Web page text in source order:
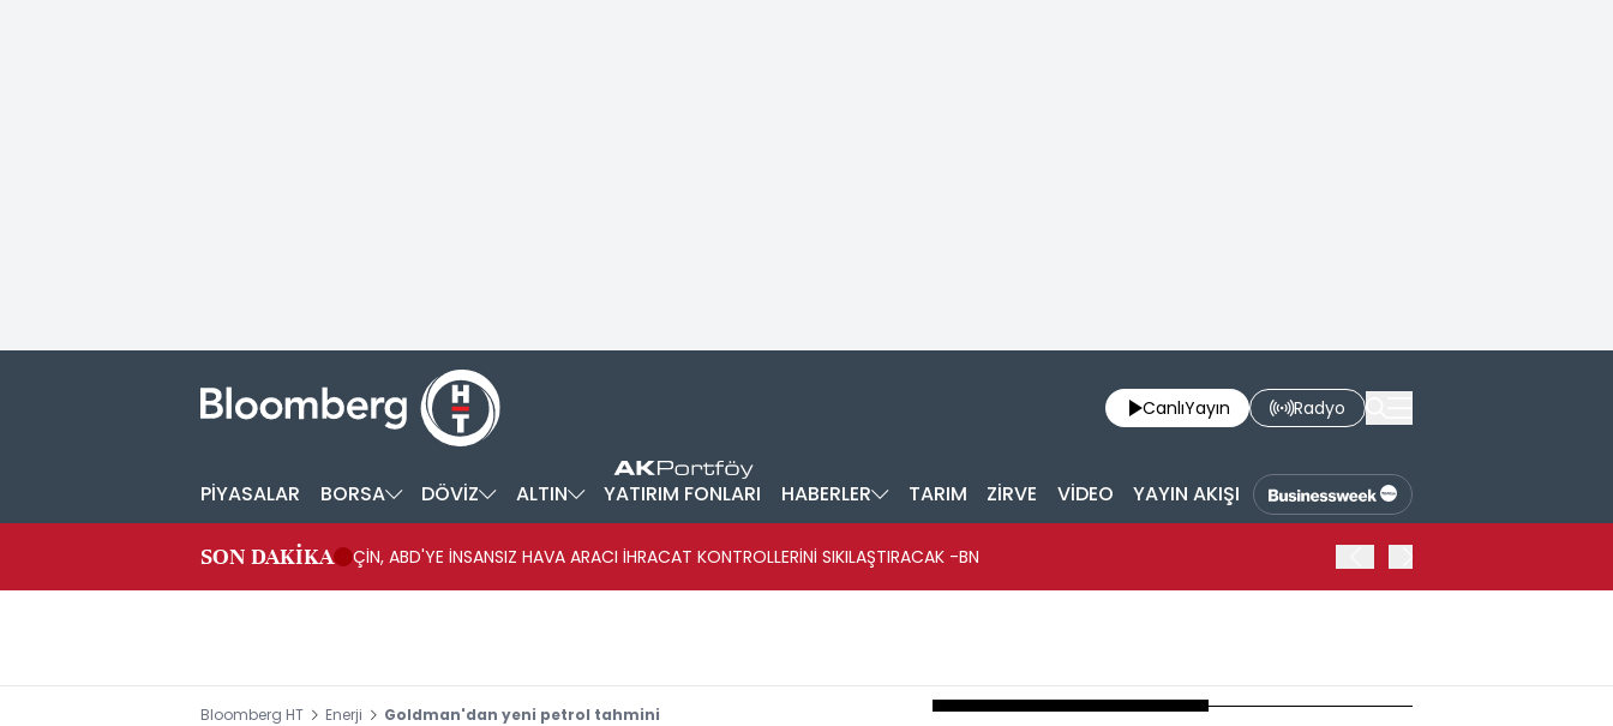
CanlıYayın Radyo
PİYASALAR BORSA DÖVİZ ALTIN YATIRIM FONLARI HABERLER TARIM ZİRVE VİDEO YAYIN AKIŞI
SON DAKİKA ÇİN, ABD'YE İNSANSIZ HAVA ARACI İHRACAT KONTROLLERİNİ SIKILAŞTIRACAK -BN
Bloomberg HT Enerji Goldman'dan yeni petrol tahmini